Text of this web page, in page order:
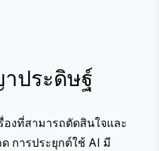
ประดิษฐ์
องที่สามารถตัดสินใจและ
การประยุกต์ใช้ AI มี